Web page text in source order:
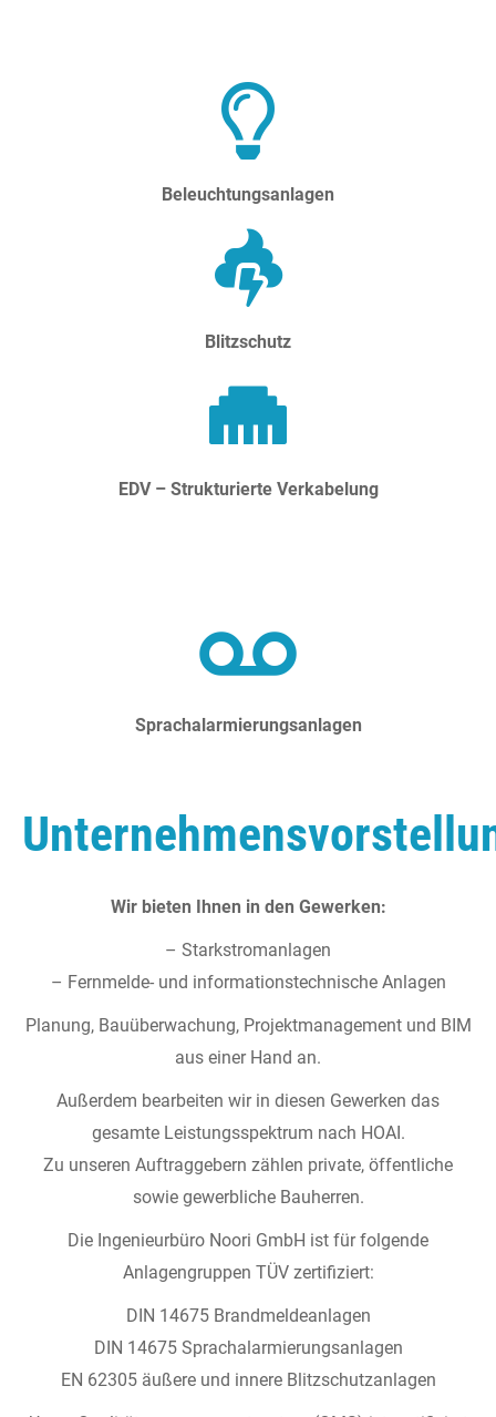
Beleuchtungsanlagen
Blitzschutz
EDV – Strukturierte Verkabelung
Sprachalarmierungsanlagen
Wir bieten Ihnen in den Gewerken:
– Starkstromanlagen
– Fernmelde- und informationstechnische Anlagen
Planung, Bauüberwachung, Projektmanagement und BIM
aus einer Hand an.
Außerdem bearbeiten wir in diesen Gewerken das
gesamte Leistungsspektrum nach HOAI.
Zu unseren Auftraggebern zählen private, öffentliche
sowie gewerbliche Bauherren.
Die Ingenieurbüro Noori GmbH ist für folgende
Anlagengruppen TÜV zertifiziert:
DIN 14675 Brandmeldeanlagen
DIN 14675 Sprachalarmierungsanlagen
EN 62305 äußere und innere Blitzschutzanlagen